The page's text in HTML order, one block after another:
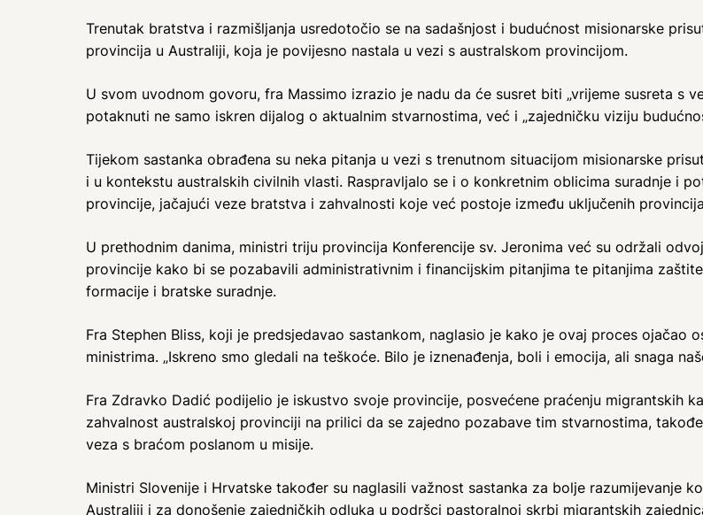
Trenutak bratstva i razmišljanja usredotočio se na sadašnjost i budućnost misionarske
provincija u Australiji, koja je povijesno nastala u vezi s australskom provincijom.
U svom uvodnom govoru, fra Massimo izrazio je nadu da će susret biti „vrijeme susreta s
potaknuti ne samo iskren dijalog o aktualnim stvarnostima, već i „zajedničku viziju
Tijekom sastanka obrađena su neka pitanja u vezi s trenutnom situacijom misionarske
i u kontekstu australskih civilnih vlasti. Raspravljalo se i o konkretnim oblicima suradnje i
provincije, jačajući veze bratstva i zahvalnosti koje već postoje između uključenih
U prethodnim danima, ministri triju provincija Konferencije sv. Jeronima već su održali
provincije kako bi se pozabavili administrativnim i financijskim pitanjima te pitanjima
formacije i bratske suradnje.
Fra Stephen Bliss, koji je predsjedavao sastankom, naglasio je kako je ovaj proces ojačao
ministrima. „Iskreno smo gledali na teškoće. Bilo je iznenađenja, boli i emocija, ali snaga
Fra Zdravko Dadić podijelio je iskustvo svoje provincije, posvećene praćenju migrantskih
zahvalnost australskoj provinciji na prilici da se zajedno pozabave tim stvarnostima,
veza s braćom poslanom u misije.
Ministri Slovenije i Hrvatske također su naglasili važnost sastanka za bolje razumijevanje
Australiji i za donošenje zajedničkih odluka u podršci pastoralnoj skrbi migrantskih